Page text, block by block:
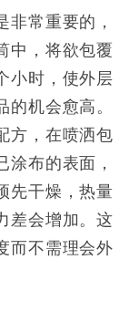
常重要的，
中，将欲包覆
小时，使外层
机会愈高。
方，在喷洒包
涂布的表面，
先干燥，热量
差会增加。这
而不需理会外